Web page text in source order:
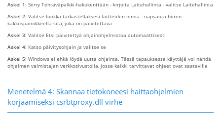
Askel 1: Siirry Tehtäväpalkki-hakukenttään - kirjoita Laitehallinta - valitse Laitehallinta
Askel 2: Valitse luokka tarkastellaksesi laitteiden nimiä - napsauta hiiren
kakkospainikkeella sitä, joka on päivitettävä
Askel 3: Valitse Etsi päivitettyä ohjainohjelmistoa automaattisesti
Askel 4: Katso päivitysohjain ja valitse se
Askel 5: Windows ei ehkä löydä uutta ohjainta. Tässä tapauksessa käyttäjä voi nähdä
ohjaimen valmistajan verkkosivustolla, jossa kaikki tarvittavat ohjeet ovat saatavilla
Menetelmä 4: Skannaa tietokoneesi haittaohjelmien
korjaamiseksi csrbtproxy.dll virhe